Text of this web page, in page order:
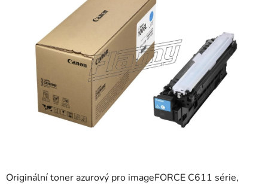
Originální toner azurový pro imageFORCE C611 série,
hvězdiček.